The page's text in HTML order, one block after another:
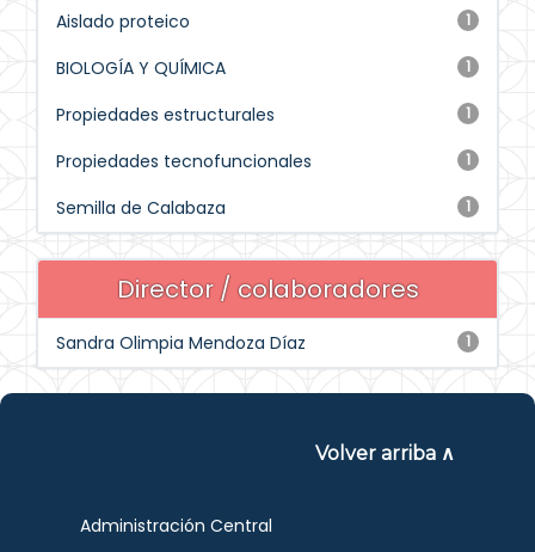
1
Aislado proteico
1
BIOLOGÍA Y QUÍMICA
1
Propiedades estructurales
1
Propiedades tecnofuncionales
1
Semilla de Calabaza
Director / colaboradores
1
Sandra Olimpia Mendoza Díaz
Volver arriba ∧
Administración Central